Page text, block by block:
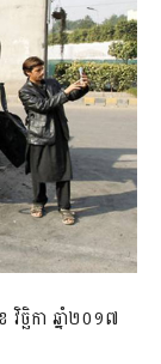
ឆិកា ឆ្នាំ២០១៧